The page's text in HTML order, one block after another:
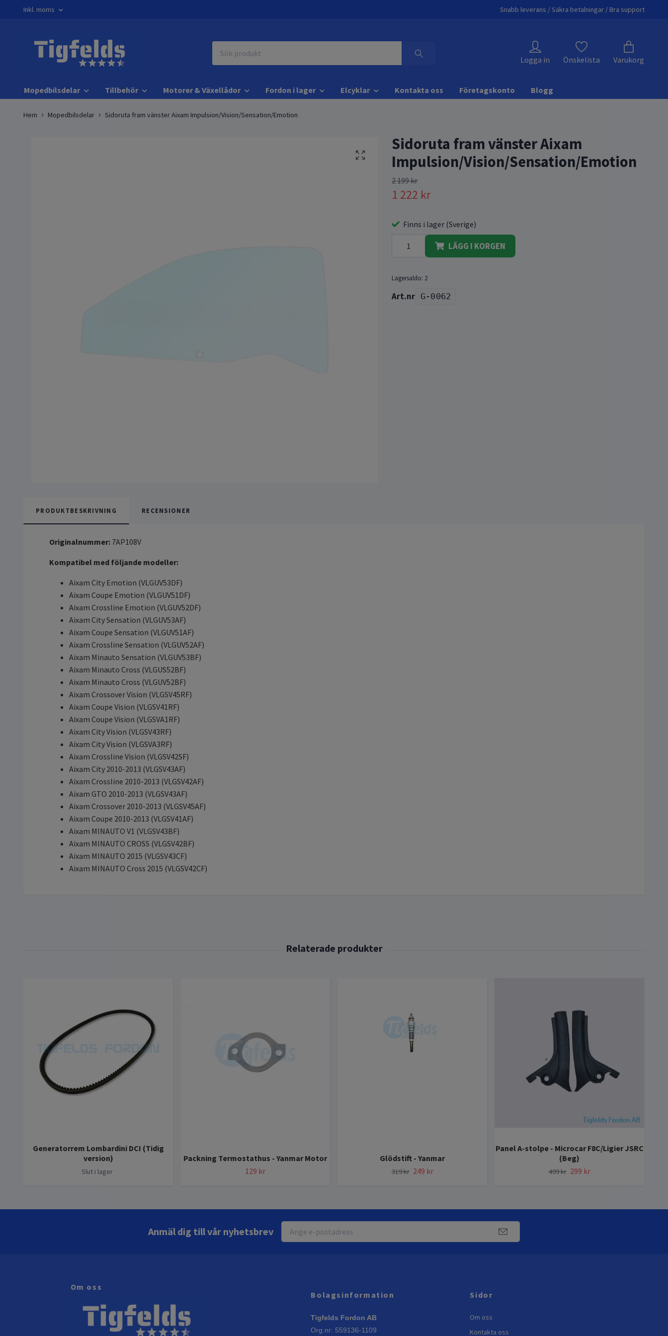
Inkl. moms Snabb leverans / Säkra betalningar / Bra support
Logga in Önskelista Varukorg
Mopedbilsdelar Tillbehör Motorer & Växellådor Fordon i lager Elcyklar Kontakta oss Företagskonto Blogg
Hem Mopedbilsdelar Sidoruta fram vänster Aixam Impulsion/Vision/Sensation/Emotion
Sidoruta fram vänster Aixam
Impulsion/Vision/Sensation/Emotion
2 199 kr
1 222 kr
Finns i lager (Sverige)
LÄGG I KORGEN
Lagersaldo: 2
G-0062
PRODUKTBESKRIVNING RECENSIONER
Originalnummer: 7AP108V
Kompatibel med följande modeller:
Aixam City Emotion (VLGUV53DF)
Aixam Coupe Emotion (VLGUV51DF)
Aixam Crossline Emotion (VLGUV52DF)
Aixam City Sensation (VLGUV53AF)
Aixam Coupe Sensation (VLGUV51AF)
Aixam Crossline Sensation (VLGUV52AF)
Aixam Minauto Sensation (VLGUV53BF)
Aixam Minauto Cross (VLGUS52BF)
Aixam Minauto Cross (VLGUV52BF)
Aixam Crossover Vision (VLGSV45RF)
Aixam Coupe Vision (VLGSV41RF)
Aixam Coupe Vision (VLGSVA1RF)
Aixam City Vision (VLGSV43RF)
Aixam City Vision (VLGSVA3RF)
Aixam Crossline Vision (VLGSV42SF)
Aixam City 2010-2013 (VLGSV43AF)
Aixam Crossline 2010-2013 (VLGSV42AF)
Aixam GTO 2010-2013 (VLGSV43AF)
Aixam Crossover 2010-2013 (VLGSV45AF)
Aixam Coupe 2010-2013 (VLGSV41AF)
Aixam MINAUTO V1 (VLGSV43BF)
Aixam MINAUTO CROSS (VLGSV42BF)
Aixam MINAUTO 2015 (VLGSV43CF)
Aixam MINAUTO Cross 2015 (VLGSV42CF)
Generatorrem Lombardini DCI (Tidig
version)
Slut i lager
Packning Termostathus - Yanmar Motor
129 kr
Glödstift - Yanmar
319 kr 249 kr
Panel A-stolpe - Microcar F8C/Ligier JSRC
(Beg)
499 kr 299 kr
Anmäl dig till vår nyhetsbrev
Om oss
Bolagsinformation
Tigfelds Fordon AB
Org.nr: 559136-1109
Sidor
Om oss
Kontakta oss